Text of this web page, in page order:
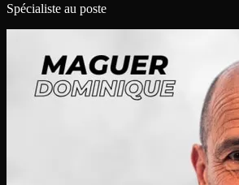
Spécialiste au poste